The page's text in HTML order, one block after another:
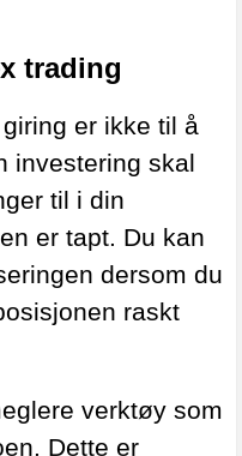
trading
er ikke til å
investering skal
til i din
er tapt. Du kan
dersom du
raskt
verktøy som
Dette er